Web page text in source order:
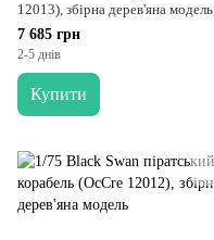
12013), збірна дерев'яна модель
7 685 грн
2-5 днів
Купити